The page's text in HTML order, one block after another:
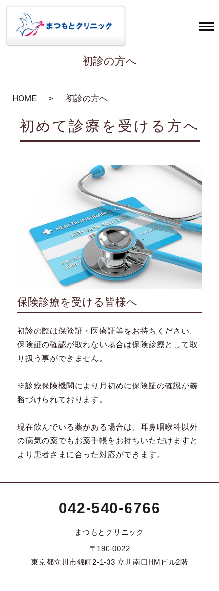
初診の方へ
HOME 初診の方へ
初めて診療を受ける方へ
保険診療を受ける皆様へ
初診の際は保険証・医療証等をお持ちください。
保険証の確認が取れない場合は保険診療として取
り扱う事ができません。
※診療保険機関により月初めに保険証の確認が義
務づけられております。
現在飲んでいる薬がある場合は、耳鼻咽喉科以外
の病気の薬でもお薬手帳をお持ちいただけますと
より患者さまに合った対応ができます。
042-540-6766
まつもとクリニック
〒190-0022
東京都立川市錦町2-1-33 立川南口HMビル2階